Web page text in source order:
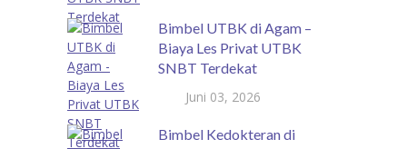
Bimbel UTBK di Agam –
Biaya Les Privat UTBK
SNBT Terdekat
Juni 03, 2026
Bimbel Kedokteran di